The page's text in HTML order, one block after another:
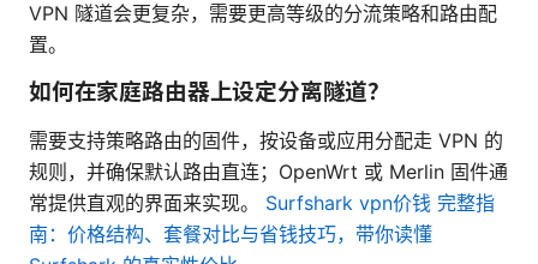
VPN 隧道会更复杂，需要更高等级的分流策略和路由配
置。
如何在家庭路由器上设定分离隧道？
需要支持策略路由的固件，按设备或应用分配走 VPN 的
规则，并确保默认路由直连；OpenWrt 或 Merlin 固件通
常提供直观的界面来实现。 Surfshark vpn价钱 完整指
南：价格结构、套餐对比与省钱技巧，带你读懂